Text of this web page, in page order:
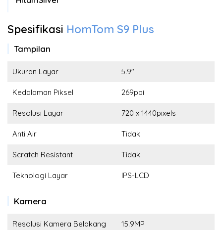
Spesifikasi HomTom S9 Plus
Tampilan
Ukuran Layar 5.9"
Kedalaman Piksel 269ppi
Resolusi Layar 720 x 1440pixels
Anti Air Tidak
Scratch Resistant Tidak
Teknologi Layar IPS-LCD
Kamera
Resolusi Kamera Belakang 15.9MP